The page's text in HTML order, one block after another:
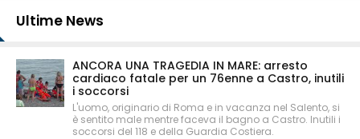
Ultime News
ANCORA UNA TRAGEDIA IN MARE: arresto
cardiaco fatale per un 76enne a Castro, inutili
i soccorsi
L'uomo, originario di Roma e in vacanza nel Salento, si
è sentito male mentre faceva il bagno a Castro. Inutili i
soccorsi del 118 e della Guardia Costiera.